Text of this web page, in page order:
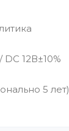
12В±10%
5 лет)